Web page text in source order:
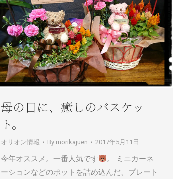
母の日に、癒しのバスケッ
ト。
オリオン情報 By morikajuen 2017年5月11日
今年オススメ。一番人気です
。 ミニカーネ
ーションなどのポットを詰め込んだ、プレート